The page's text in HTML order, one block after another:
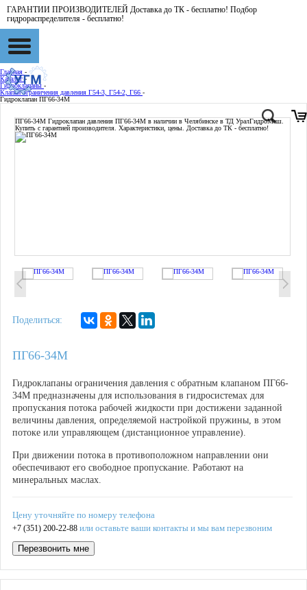
ГАРАНТИИ ПРОИЗВОДИТЕЛЕЙ Доставка до ТК - бесплатно! Подбор
гидрораспределителя - бесплатно!
Главная -
Каталог -
Гидроклапаны -
Клапан ограничения давления Г54-3, Г54-2, Г66 -
Гидроклапан ПГ66-34М
ПГ66-34М Гидроклапан давления ПГ66-34М в наличии в Челябинске в ТД УралГидроМаш.
Купить с гарантией производителя. Характеристики, цены. Доставка до ТК - бесплатно!
Поделиться:
ПГ66-34М
Гидроклапаны ограничения давления с обратным клапаном ПГ66-
34М предназначены для использования в гидросистемах для
пропускания потока рабочей жидкости при достижени заданной
величины давления, определяемой настройкой пружины, в этом
потоке или управляющем (дистанционное управление).
При движении потока в противоположном направлении они
обеспечивают его свободное пропускание. Работают на
минеральных маслах.
Цену уточняйте по номеру телефона
+7 (351) 200-22-88 или оставьте ваши контакты и мы вам перезвоним
Перезвонить мне